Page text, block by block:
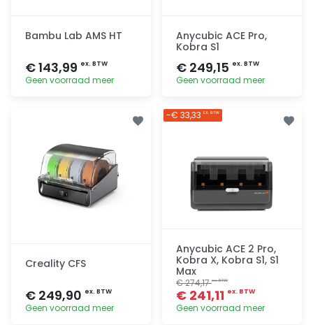
Bambu Lab AMS HT
€ 143,99 ex. BTW
Geen voorraad meer
Anycubic ACE Pro,
Kobra S1
€ 249,15 ex. BTW
Geen voorraad meer
Creality CFS
€ 249,90 ex. BTW
Geen voorraad meer
Anycubic ACE 2 Pro,
Kobra X, Kobra S1, S1
Max
€ 274,17ex. BTW
€ 241,11 ex. BTW
Geen voorraad meer
-€ 33,33 EX. BTW